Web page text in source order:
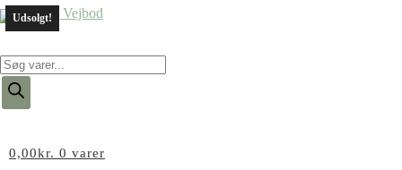
Products
search
0,00kr. 0 varer
Udsolgt!